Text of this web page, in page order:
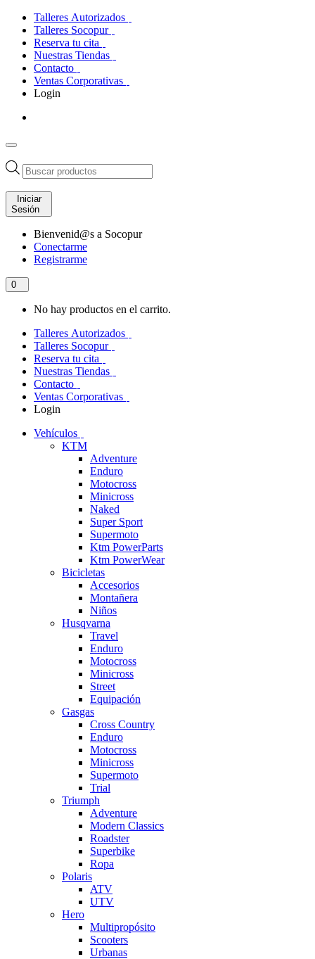
Talleres Autorizados
Talleres Socopur
Reserva tu cita
Nuestras Tiendas
Contacto
Ventas Corporativas
Login
Búsqueda
de
productos
Iniciar
Sesión
Bienvenid@s a Socopur
Conectarme
Registrarme
0
No hay productos en el carrito.
Talleres Autorizados
Talleres Socopur
Reserva tu cita
Nuestras Tiendas
Contacto
Ventas Corporativas
Login
Vehículos
KTM
Adventure
Enduro
Motocross
Minicross
Naked
Super Sport
Supermoto
Ktm PowerParts
Ktm PowerWear
Bicicletas
Accesorios
Montañera
Niños
Husqvarna
Travel
Enduro
Motocross
Minicross
Street
Equipación
Gasgas
Cross Country
Enduro
Motocross
Minicross
Supermoto
Trial
Triumph
Adventure
Modern Classics
Roadster
Superbike
Ropa
Polaris
ATV
UTV
Hero
Multipropósito
Scooters
Urbanas